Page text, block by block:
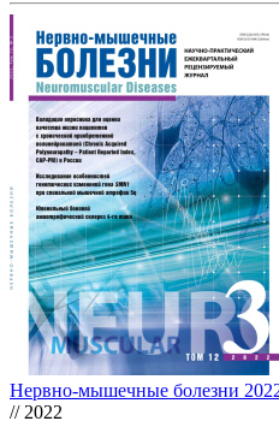
Нервно-мышечные болезни
// 2022